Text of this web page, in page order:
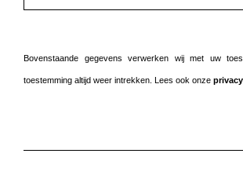
Bovenstaande gegevens verwerken wij met uw
toestemming altijd weer intrekken. Lees ook onze